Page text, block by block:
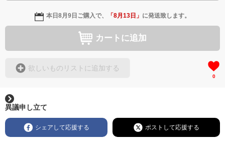
本日8月9日 ご購入で、 「8月13日 」 に発送致します。
カートに追加
欲しいものリストに追加する
0
異議申し立て
シェアして応援する ポストして応援する